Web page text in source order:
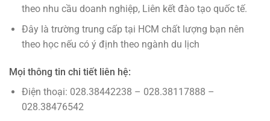
theo nhu cầu doanh nghiệp, Liên kết đào tạo quốc tế.
Đây là trường trung cấp tại HCM chất lượng bạn nên
theo học nếu có ý định theo ngành du lịch
Mọi thông tin chi tiết liên hệ:
Điện thoại: 028.38442238 – 028.38117888 –
028.38476542